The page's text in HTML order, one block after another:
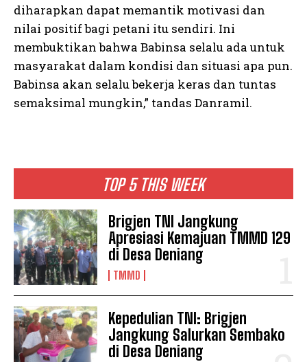
TOP 5 THIS WEEK
Brigjen TNI Jangkung
Apresiasi Kemajuan TMMD 129
di Desa Deniang
TMMD
Kepedulian TNI: Brigjen
Jangkung Salurkan Sembako
di Desa Deniang
diharapkan dapat memantik motivasi dan
nilai positif bagi petani itu sendiri. Ini
membuktikan bahwa Babinsa selalu ada untuk
masyarakat dalam kondisi dan situasi apa pun.
Babinsa akan selalu bekerja keras dan tuntas
semaksimal mungkin,” tandas Danramil.